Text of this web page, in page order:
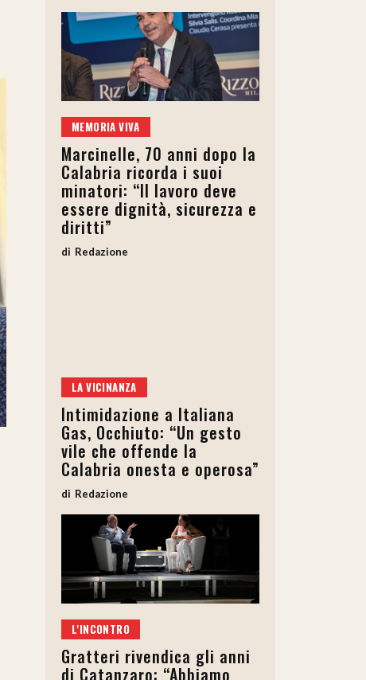
MEMORIA VIVA
Marcinelle, 70 anni dopo la
Calabria ricorda i suoi
minatori: “Il lavoro deve
essere dignità, sicurezza e
diritti”
Redazione
LA VICINANZA
Intimidazione a Italiana
Gas, Occhiuto: “Un gesto
vile che offende la
Calabria onesta e operosa”
Redazione
L'INCONTRO
Gratteri rivendica gli anni
di Catanzaro: “Abbiamo